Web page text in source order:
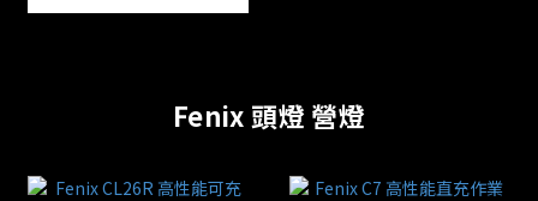
Fenix 頭燈 營燈